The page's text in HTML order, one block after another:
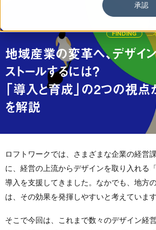
承認
FINDING 二
地域産業の変革へ、デザイ
ストールするには？
「導入と育成」の2つの視点
を解説
ロフトワークでは、さまざまな企業の経営
に、経営の上流からデザインを取り入れる
導入を支援してきました。なかでも、地方
は、その効果を発揮しやすいと考えています
そこで今回は、これまで数々のデザイン経